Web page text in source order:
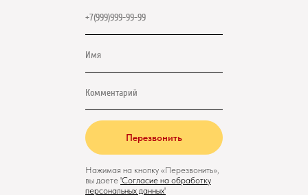
Перезвонить
Нажимая на кнопку «Перезвонить»,
вы даете 'Cогласие на обработку
персональных данных'